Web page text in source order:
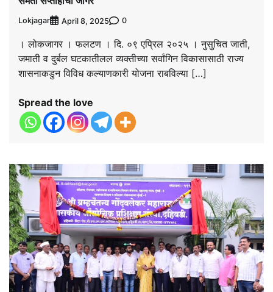
Lokjagar April 8, 2025 0
। लोकजागर । फलटण । दि. ०९ एप्रिल २०२५ । नुसुचित जाती,
जमाती व दुर्बल घटकातीलल व्यक्तीच्या सर्वांगिन विकासासाठी राज्य
शासनाकडुन विविध कल्याणकारी योजना राबविल्या […]
Spread the love